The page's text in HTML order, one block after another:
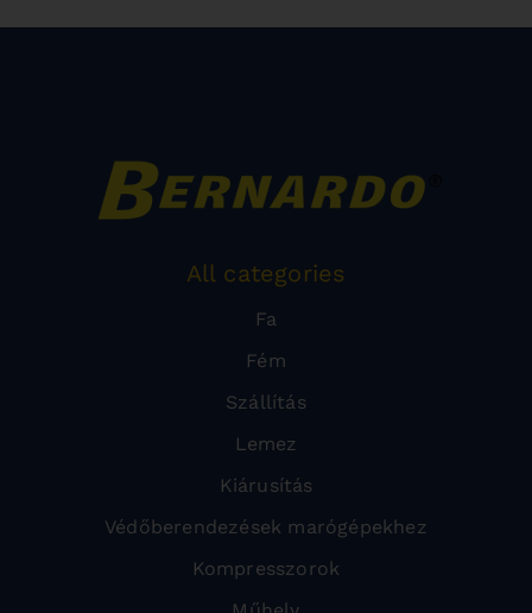
All categories
Fa
Fém
Szállítás
Lemez
Kiárusítás
Védőberendezések marógépekhez
Kompresszorok